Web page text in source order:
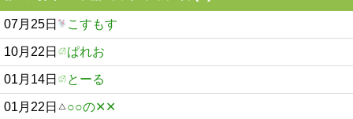
07月25日 こすもす
10月22日 ぱれお
01月14日 とーる
01月22日 ○○の✕✕